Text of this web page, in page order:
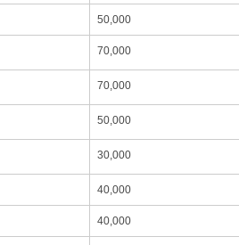
50,000
70,000
70,000
50,000
30,000
40,000
40,000